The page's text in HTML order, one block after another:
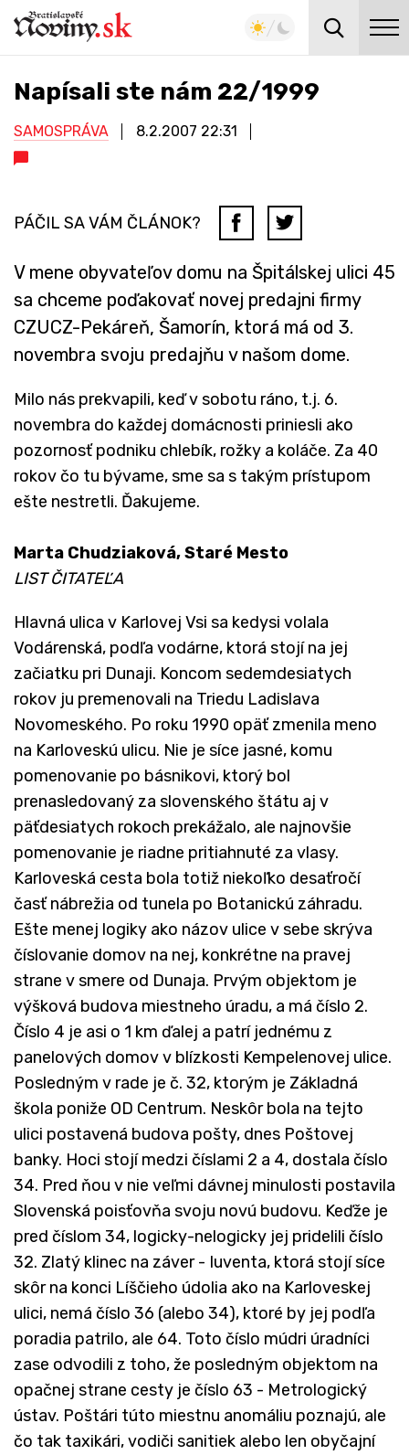
Napísali ste nám 22/1999
SAMOSPRÁVA 8.2.2007 22:31
PÁČIL SA VÁM ČLÁNOK?
V mene obyvateľov domu na Špitálskej ulici 45
sa chceme poďakovať novej predajni firmy
CZUCZ-Pekáreň, Šamorín, ktorá má od 3.
novembra svoju predajňu v našom dome.
Milo nás prekvapili, keď v sobotu ráno, t.j. 6.
novembra do každej domácnosti priniesli ako
pozornosť podniku chlebík, rožky a koláče. Za 40
rokov čo tu bývame, sme sa s takým prístupom
ešte nestretli. Ďakujeme.
Marta Chudziaková, Staré Mesto
LIST ČITATEĽA
Hlavná ulica v Karlovej Vsi sa kedysi volala
Vodárenská, podľa vodárne, ktorá stojí na jej
začiatku pri Dunaji. Koncom sedemdesiatych
rokov ju premenovali na Triedu Ladislava
Novomeského. Po roku 1990 opäť zmenila meno
na Karloveskú ulicu. Nie je síce jasné, komu
pomenovanie po básnikovi, ktorý bol
prenasledovaný za slovenského štátu aj v
päťdesiatych rokoch prekážalo, ale najnovšie
pomenovanie je riadne pritiahnuté za vlasy.
Karloveská cesta bola totiž niekoľko desaťročí
časť nábrežia od tunela po Botanickú záhradu.
Ešte menej logiky ako názov ulice v sebe skrýva
číslovanie domov na nej, konkrétne na pravej
strane v smere od Dunaja. Prvým objektom je
výšková budova miestneho úradu, a má číslo 2.
Číslo 4 je asi o 1 km ďalej a patrí jednému z
panelových domov v blízkosti Kempelenovej ulice.
Posledným v rade je č. 32, ktorým je Základná
škola poniže OD Centrum. Neskôr bola na tejto
ulici postavená budova pošty, dnes Poštovej
banky. Hoci stojí medzi číslami 2 a 4, dostala číslo
34. Pred ňou v nie veľmi dávnej minulosti postavila
Slovenská poisťovňa svoju novú budovu. Keďže je
pred číslom 34, logicky-nelogicky jej pridelili číslo
32. Zlatý klinec na záver - Iuventa, ktorá stojí síce
skôr na konci Líščieho údolia ako na Karloveskej
ulici, nemá číslo 36 (alebo 34), ktoré by jej podľa
poradia patrilo, ale 64. Toto číslo múdri úradníci
zase odvodili z toho, že posledným objektom na
opačnej strane cesty je číslo 63 - Metrologický
ústav. Poštári túto miestnu anomáliu poznajú, ale
čo tak taxikári, vodiči sanitiek alebo len obyčajní